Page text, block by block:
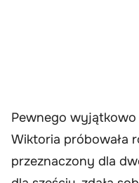
Pewnego
Wiktoria próbowała
przeznaczony dla